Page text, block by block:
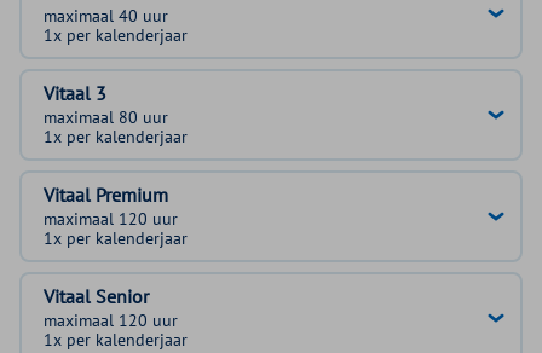
maximaal 40 uur
1x per kalenderjaar
Vitaal 3
maximaal 80 uur
1x per kalenderjaar
Vitaal Premium
maximaal 120 uur
1x per kalenderjaar
Vitaal Senior
maximaal 120 uur
1x per kalenderjaar